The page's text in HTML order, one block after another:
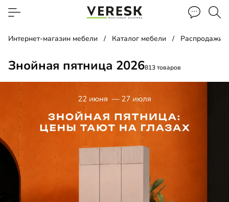
Интернет-магазин мебели Каталог мебели Распродажи,
Знойная пятница 2026813 товаров